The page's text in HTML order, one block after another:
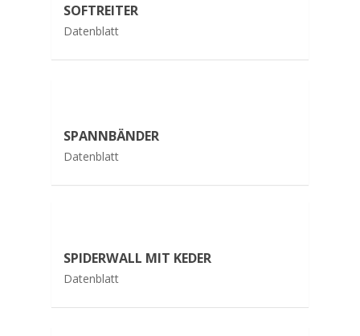
SOFTREITER
Datenblatt
SPANNBÄNDER
Datenblatt
SPIDERWALL MIT KEDER
Datenblatt